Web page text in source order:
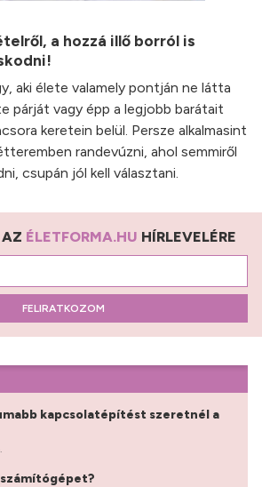
a hozzá illő borról is
aki élete valamely pontján ne látta
párját vagy épp a legjobb barátait
keretein belül. Persze alkalmasint
randevúzni, ahol semmiről
csupán jól kell választani.
ÉLETFORMA.HU HÍRLEVELÉRE
FELIRATKOZOM
kapcsolatépítést szeretnél a